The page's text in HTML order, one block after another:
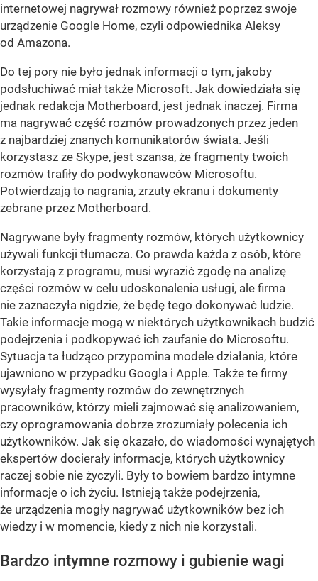
internetowej nagrywał rozmowy również poprzez swoje
urządzenie Google Home, czyli odpowiednika Aleksy
od Amazona.
Do tej pory nie było jednak informacji o tym, jakoby
podsłuchiwać miał także Microsoft. Jak dowiedziała się
jednak redakcja Motherboard, jest jednak inaczej. Firma
ma nagrywać część rozmów prowadzonych przez jeden
z najbardziej znanych komunikatorów świata. Jeśli
korzystasz ze Skype, jest szansa, że fragmenty twoich
rozmów trafiły do podwykonawców Microsoftu.
Potwierdzają to nagrania, zrzuty ekranu i dokumenty
zebrane przez Motherboard.
Nagrywane były fragmenty rozmów, których użytkownicy
używali funkcji tłumacza. Co prawda każda z osób, które
korzystają z programu, musi wyrazić zgodę na analizę
części rozmów w celu udoskonalenia usługi, ale firma
nie zaznaczyła nigdzie, że będę tego dokonywać ludzie.
Takie informacje mogą w niektórych użytkownikach budzić
podejrzenia i podkopywać ich zaufanie do Microsoftu.
Sytuacja ta łudząco przypomina modele działania, które
ujawniono w przypadku Googla i Apple. Także te firmy
wysyłały fragmenty rozmów do zewnętrznych
pracowników, którzy mieli zajmować się analizowaniem,
czy oprogramowania dobrze zrozumiały polecenia ich
użytkowników. Jak się okazało, do wiadomości wynajętych
ekspertów docierały informacje, których użytkownicy
raczej sobie nie życzyli. Były to bowiem bardzo intymne
informacje o ich życiu. Istnieją także podejrzenia,
że urządzenia mogły nagrywać użytkowników bez ich
wiedzy i w momencie, kiedy z nich nie korzystali.
Bardzo intymne rozmowy i gubienie wagi